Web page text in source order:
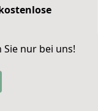
Sie nur bei uns!